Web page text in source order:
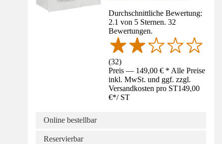
Durchschnittliche Bewertung:
2.1 von 5 Sternen. 32
Bewertungen.
(32)
Preis — 149,00 € * Alle Preise
inkl. MwSt. und ggf. zzgl.
Versandkosten pro ST149,00
€*/ ST
Online bestellbar
Reservierbar